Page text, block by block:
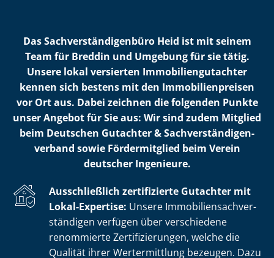
Das Sach­ver­stän­di­gen­bü­ro Heid ist mit seinem
Team für Breddin und Umgebung für sie tätig.
Unsere lokal versierten Im­mo­bi­li­en­gut­ach­ter
kennen sich bestens mit den Im­mo­bi­li­en­prei­sen
vor Ort aus. Dabei zeichnen die folgenden Punkte
unser Angebot für Sie aus: Wir sind zudem Mitglied
beim Deutschen Gutachter & Sach­ver­stän­di­gen­
ver­band sowie Fördermitglied beim Verein
deutscher Ingenieure.
Ausschließlich zertifizierte Gutachter mit
Lokal-Expertise: Unsere Im­mo­bi­li­en­sach­ver­
stän­di­gen verfügen über verschiedene
renommierte Zer­ti­fi­zie­run­gen, welche die
Qualität ihrer Wertermittlung bezeugen. Dazu